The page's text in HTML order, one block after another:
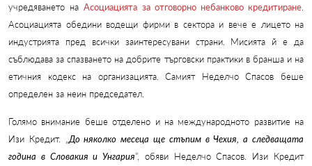
учредяването наАсоциацията за отговорно небанково кредитиране.
Асоциацията обедини водещи фирми в сектора и вече е лицето на
индустрията пред всички заинтересувани страни. Мисията й е да
съблюдава за спазването на добрите търговски практики в бранша и на
етичния кодекс на организацията. Самият Неделчо Спасов беше
определен за неин председател.
Голямо внимание беше отделено и на международното развитие на
Изи Кредит. „До няколко месеца ще стъпим в Чехия, а следващата
година в Словакия и Унгария”, обяви Неделчо Спасов. Изи Кредит